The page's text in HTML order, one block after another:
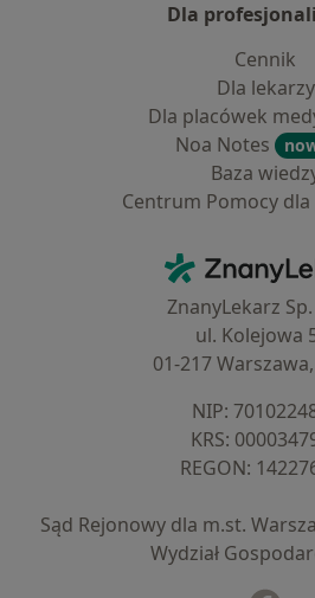
Dla
Cennik
Dla lekarzy
Dla placówek
Noa Notes
Baza
Centrum Pomocy dla
ZnanyLekarz
ul. Kolejowa
01-217
NIP:
KRS:
REGON:
Sąd Rejonowy dla m.st.
Wydział